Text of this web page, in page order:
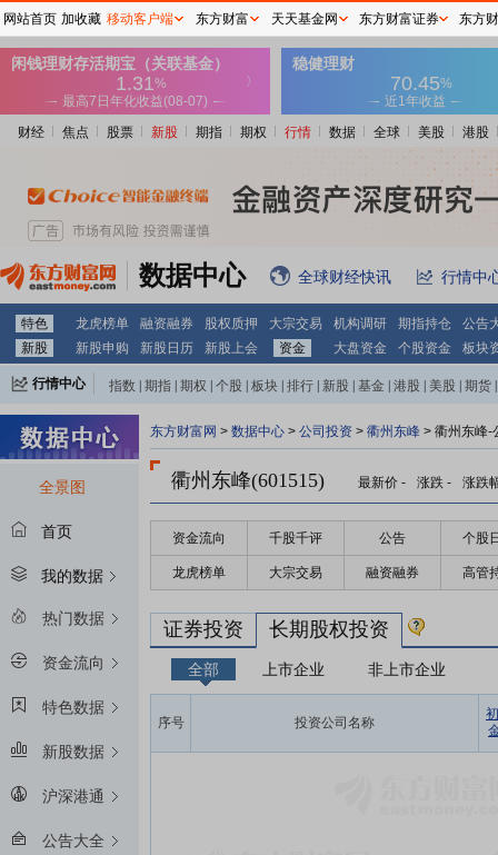
财经 焦点 股票 新股 期指 期权 行情 数据 全球 美股 港股
数据中心 全球财经快讯 行情中
特色 龙虎榜单 融资融券 股权质押 大宗交易 机构调研 期指持仓
公告
新股
新股申购 新股日历 新股上会 资金 大盘资金 个股资金 板块
行情中心 指数 期指 期权 个股 板块 排行 新股 基金 港股 美股 期货
全景图
首页
我的数据
热门数据
资金流向
特色数据
新股数据
沪深港通
公告大全
东方财富网 > 数据中心 > 公司投资 > 衢州东峰 > 衢州东峰-
衢州东峰(601515) 最新价 - 涨跌 - 涨跌
资金流向 千股千评 公告 个股
龙虎榜单 大宗交易 融资融券 高管
证券投资 长期股权投资
全部 上市企业 非上市企业
序号 投资公司名称
网站首页 加收藏 移动客户端 东方财富 天天基金网 东方财富证券 东方